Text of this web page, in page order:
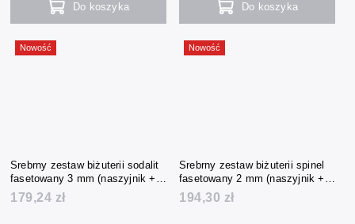
Do koszyka Do koszyka
Nowość
Srebrny zestaw biżuterii sodalit
fasetowany 3 mm (naszyjnik +
bransoletka + kolczyki)
179,24 zł
Nowość
Srebrny zestaw biżuterii spinel
fasetowany 2 mm (naszyjnik +
bransoletka + kolczyki)
194,30 zł